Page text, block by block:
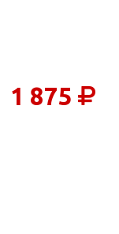
1 875